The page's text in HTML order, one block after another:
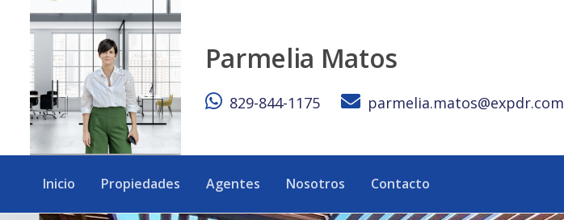
Parmelia Matos
829-844-1175 parmelia.matos@expdr.com
Inicio Propiedades Agentes Nosotros Contacto
Apartamento de 1 hab. venta Serralles - eXp Realty República Dominicana